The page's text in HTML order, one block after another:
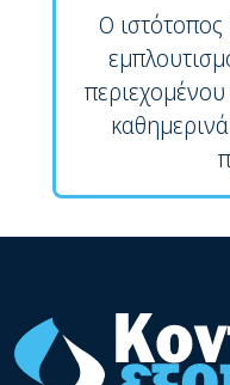
Ο ιστότοπος
περιεχομένου